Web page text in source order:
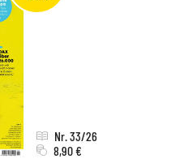
Nr. 33/26
8,90 €